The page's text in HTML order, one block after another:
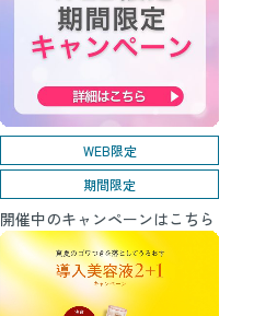
WEB限定
期間限定
開催中のキャンペーンはこちら